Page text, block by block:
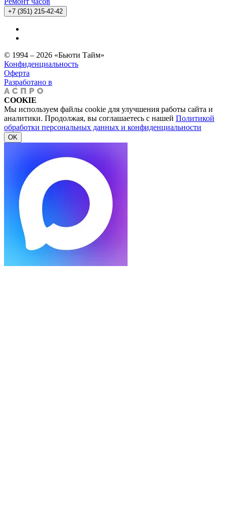
+7 (351) 215-42-42
© 1994 – 2026 «Бьюти Тайм»
Конфиденциальность
Оферта
Разработано в
COOKIE
Мы используем файлы cookie для улучшения работы сайта и
аналитики. Продолжая, вы соглашаетесь с нашей Политикой
обработки персональных данных и конфиденциальности
OK